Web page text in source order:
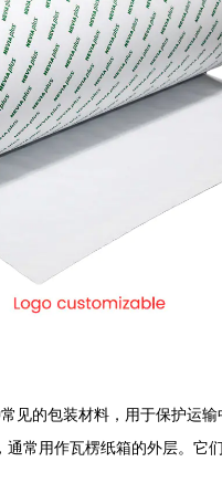
见的包装材料，用于保护运
通常用作瓦楞纸箱的外层。它